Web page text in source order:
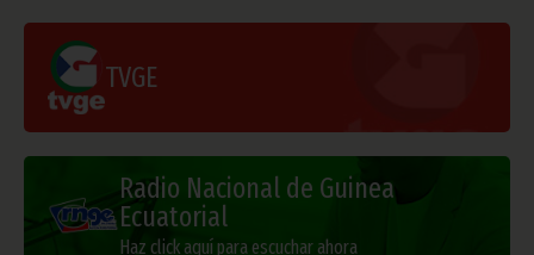
TVGE
Radio Nacional de Guinea
Ecuatorial
Haz click aquí para escuchar ahora